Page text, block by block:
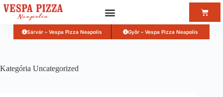
Sárvár – Vespa Pizza Neapolis Győr – Vespa Pizza Neapolis
Kategória Uncategorized